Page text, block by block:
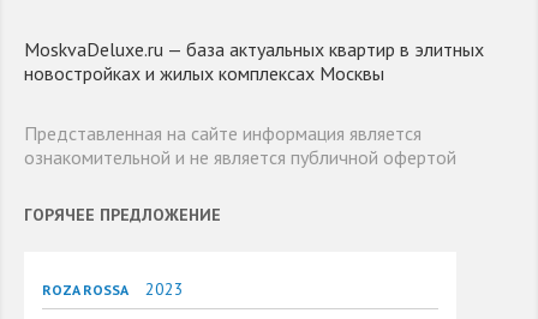
MoskvaDeluxe.ru — база актуальных квартир в элитных
новостройках и жилых комплексах Москвы
Представленная на сайте информация является
ознакомительной и не является публичной офертой
ГОРЯЧЕЕ ПРЕДЛОЖЕНИЕ
ROZA ROSSA
2023